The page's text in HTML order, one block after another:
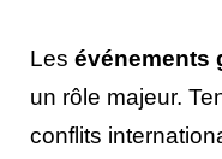
Les événements
un rôle majeur.
conflits